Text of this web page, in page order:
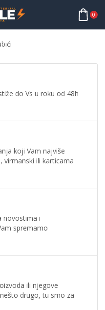
0
do Vs u roku od 48h
koji Vam najviše
virmanski ili karticama
novostima i
spremamo
ili njegove
drugo, tu smo za